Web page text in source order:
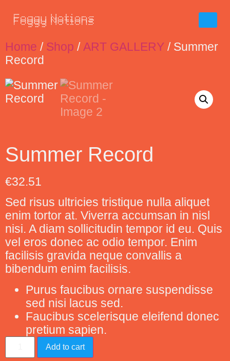
Home / Shop / ART GALLERY / Summer
Record
Summer Record
€32.51
Sed risus ultricies tristique nulla aliquet
enim tortor at. Viverra accumsan in nisl
nisi. A diam sollicitudin tempor id eu. Quis
vel eros donec ac odio tempor. Enim
facilisis gravida neque convallis a
bibendum enim facilisis.
Purus faucibus ornare suspendisse
sed nisi lacus sed.
Faucibus scelerisque eleifend donec
pretium sapien.
Add to cart